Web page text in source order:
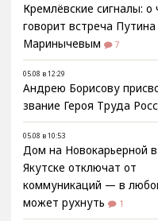
Кремлёвские сигналы: о
говорит встреча Путина
Маринычевым
7
05.08 в 12:29
Андрею Борисову
звание Героя Труда
05.08 в 10:53
Дом на Новокарьерной в
Якутске отключат от
коммуникаций — в
может рухнуть
1